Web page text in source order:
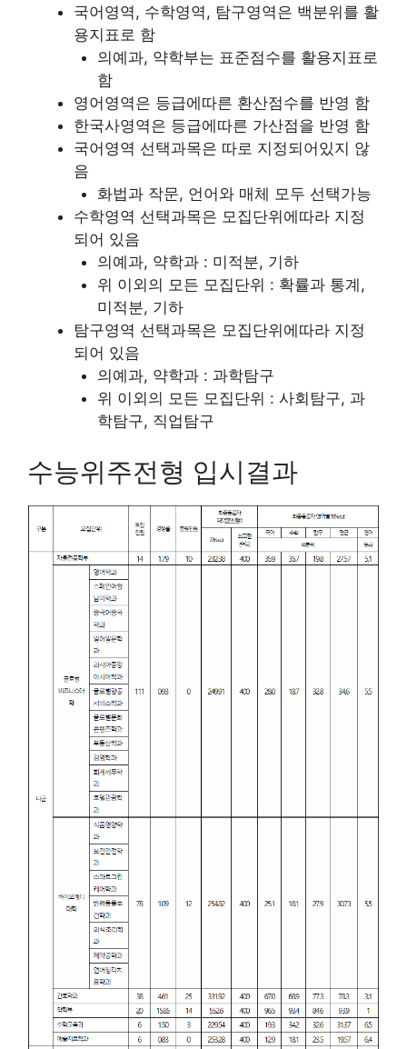
국어영역, 수학영역, 탐구영역은 백분위를 활
용지표로 함
의예과, 약학부는 표준점수를 활용지표로
함
영어영역은 등급에따른 환산점수를 반영 함
한국사영역은 등급에따른 가산점을 반영 함
국어영역 선택과목은 따로 지정되어있지 않
음
화법과 작문, 언어와 매체 모두 선택가능
수학영역 선택과목은 모집단위에따라 지정
되어 있음
의예과, 약학과 : 미적분, 기하
위 이외의 모든 모집단위 : 확률과 통계,
미적분, 기하
탐구영역 선택과목은 모집단위에따라 지정
되어 있음
의예과, 약학과 : 과학탐구
위 이외의 모든 모집단위 : 사회탐구, 과
학탐구, 직업탐구
수능위주전형 입시결과